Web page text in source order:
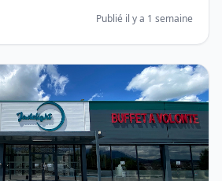
Publié il y a 1 semaine